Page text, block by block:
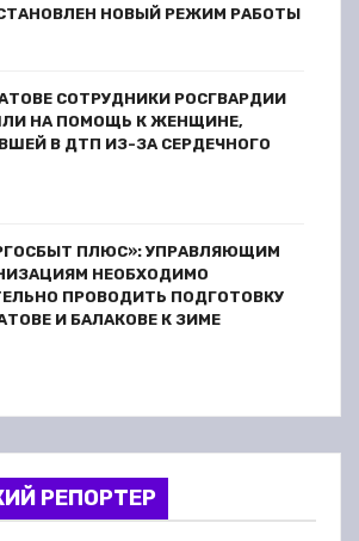
НОВЫЙ РЕЖИМ РАБОТЫ
СОТРУДНИКИ РОСГВАРДИИ
НА ПОМОЩЬ К ЖЕНЩИНЕ,
В ДТП ИЗ-ЗА СЕРДЕЧНОГО
ПЛЮС»: УПРАВЛЯЮЩИМ
НЕОБХОДИМО
ПРОВОДИТЬ ПОДГОТОВКУ
И БАЛАКОВЕ К ЗИМЕ
РЕПОРТЕР